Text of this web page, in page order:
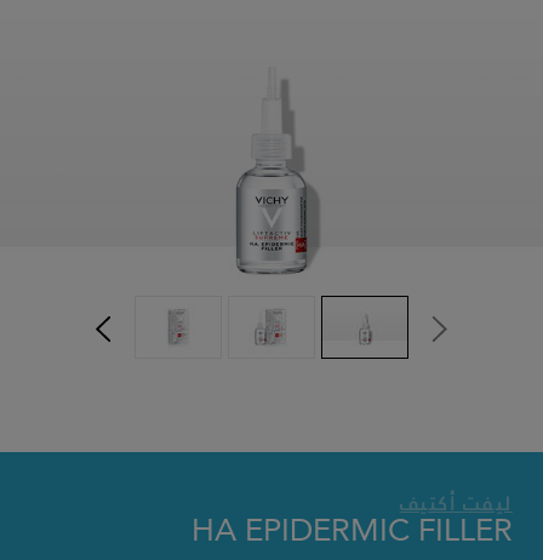
ليفت أكتيف
HA EPIDERMIC FILLER